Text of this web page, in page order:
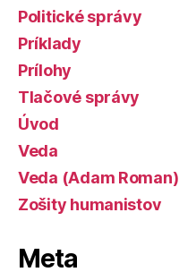
Politické správy
Príklady
Prílohy
Tlačové správy
Úvod
Veda
Veda (Adam Roman)
Zošity humanistov
Meta